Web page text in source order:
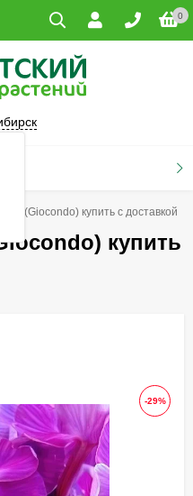
0
(Giocondo) купить с доставкой
купить
-29%